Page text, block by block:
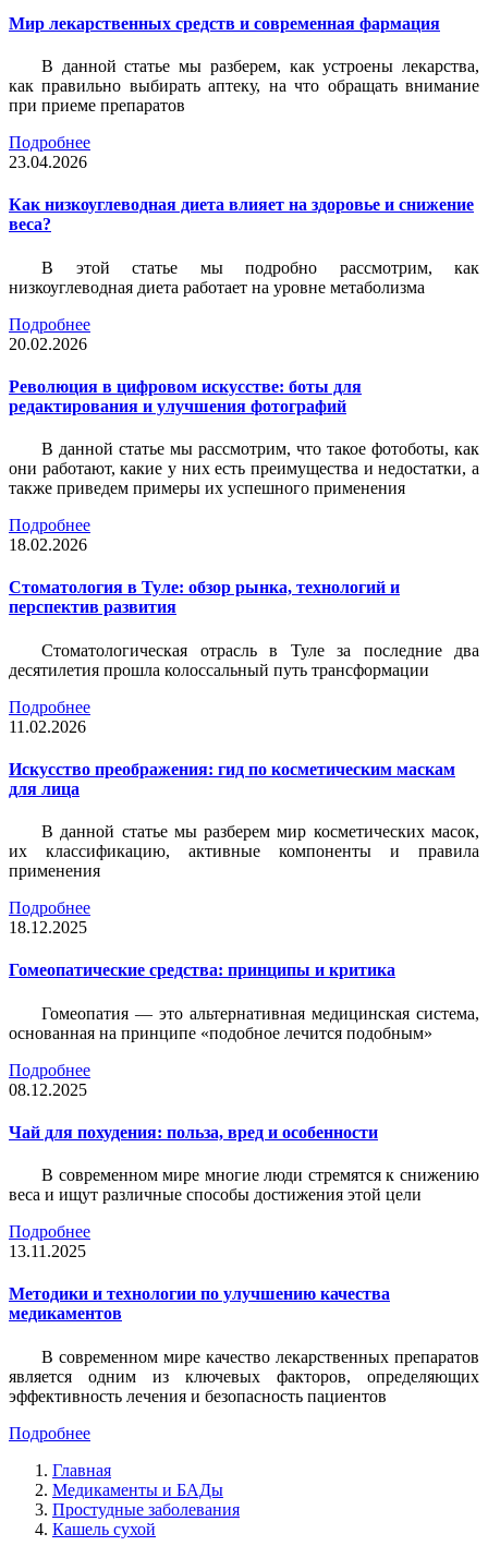
Мир лекарственных средств и современная фармация
В данной статье мы разберем, как устроены лекарства,
как правильно выбирать аптеку, на что обращать внимание
при приеме препаратов
Подробнее
23.04.2026
Как низкоуглеводная диета влияет на здоровье и снижение
веса?
В этой статье мы подробно рассмотрим, как
низкоуглеводная диета работает на уровне метаболизма
Подробнее
20.02.2026
Революция в цифровом искусстве: боты для
редактирования и улучшения фотографий
В данной статье мы рассмотрим, что такое фотоботы, как
они работают, какие у них есть преимущества и недостатки, а
также приведем примеры их успешного применения
Подробнее
18.02.2026
Стоматология в Туле: обзор рынка, технологий и
перспектив развития
Стоматологическая отрасль в Туле за последние два
десятилетия прошла колоссальный путь трансформации
Подробнее
11.02.2026
Искусство преображения: гид по косметическим маскам
для лица
В данной статье мы разберем мир косметических масок,
их классификацию, активные компоненты и правила
применения
Подробнее
18.12.2025
Гомеопатические средства: принципы и критика
Гомеопатия — это альтернативная медицинская система,
основанная на принципе «подобное лечится подобным»
Подробнее
08.12.2025
Чай для похудения: польза, вред и особенности
В современном мире многие люди стремятся к снижению
веса и ищут различные способы достижения этой цели
Подробнее
13.11.2025
Методики и технологии по улучшению качества
медикаментов
В современном мире качество лекарственных препаратов
является одним из ключевых факторов, определяющих
эффективность лечения и безопасность пациентов
Подробнее
Главная
Медикаменты и БАДы
Простудные заболевания
Кашель сухой